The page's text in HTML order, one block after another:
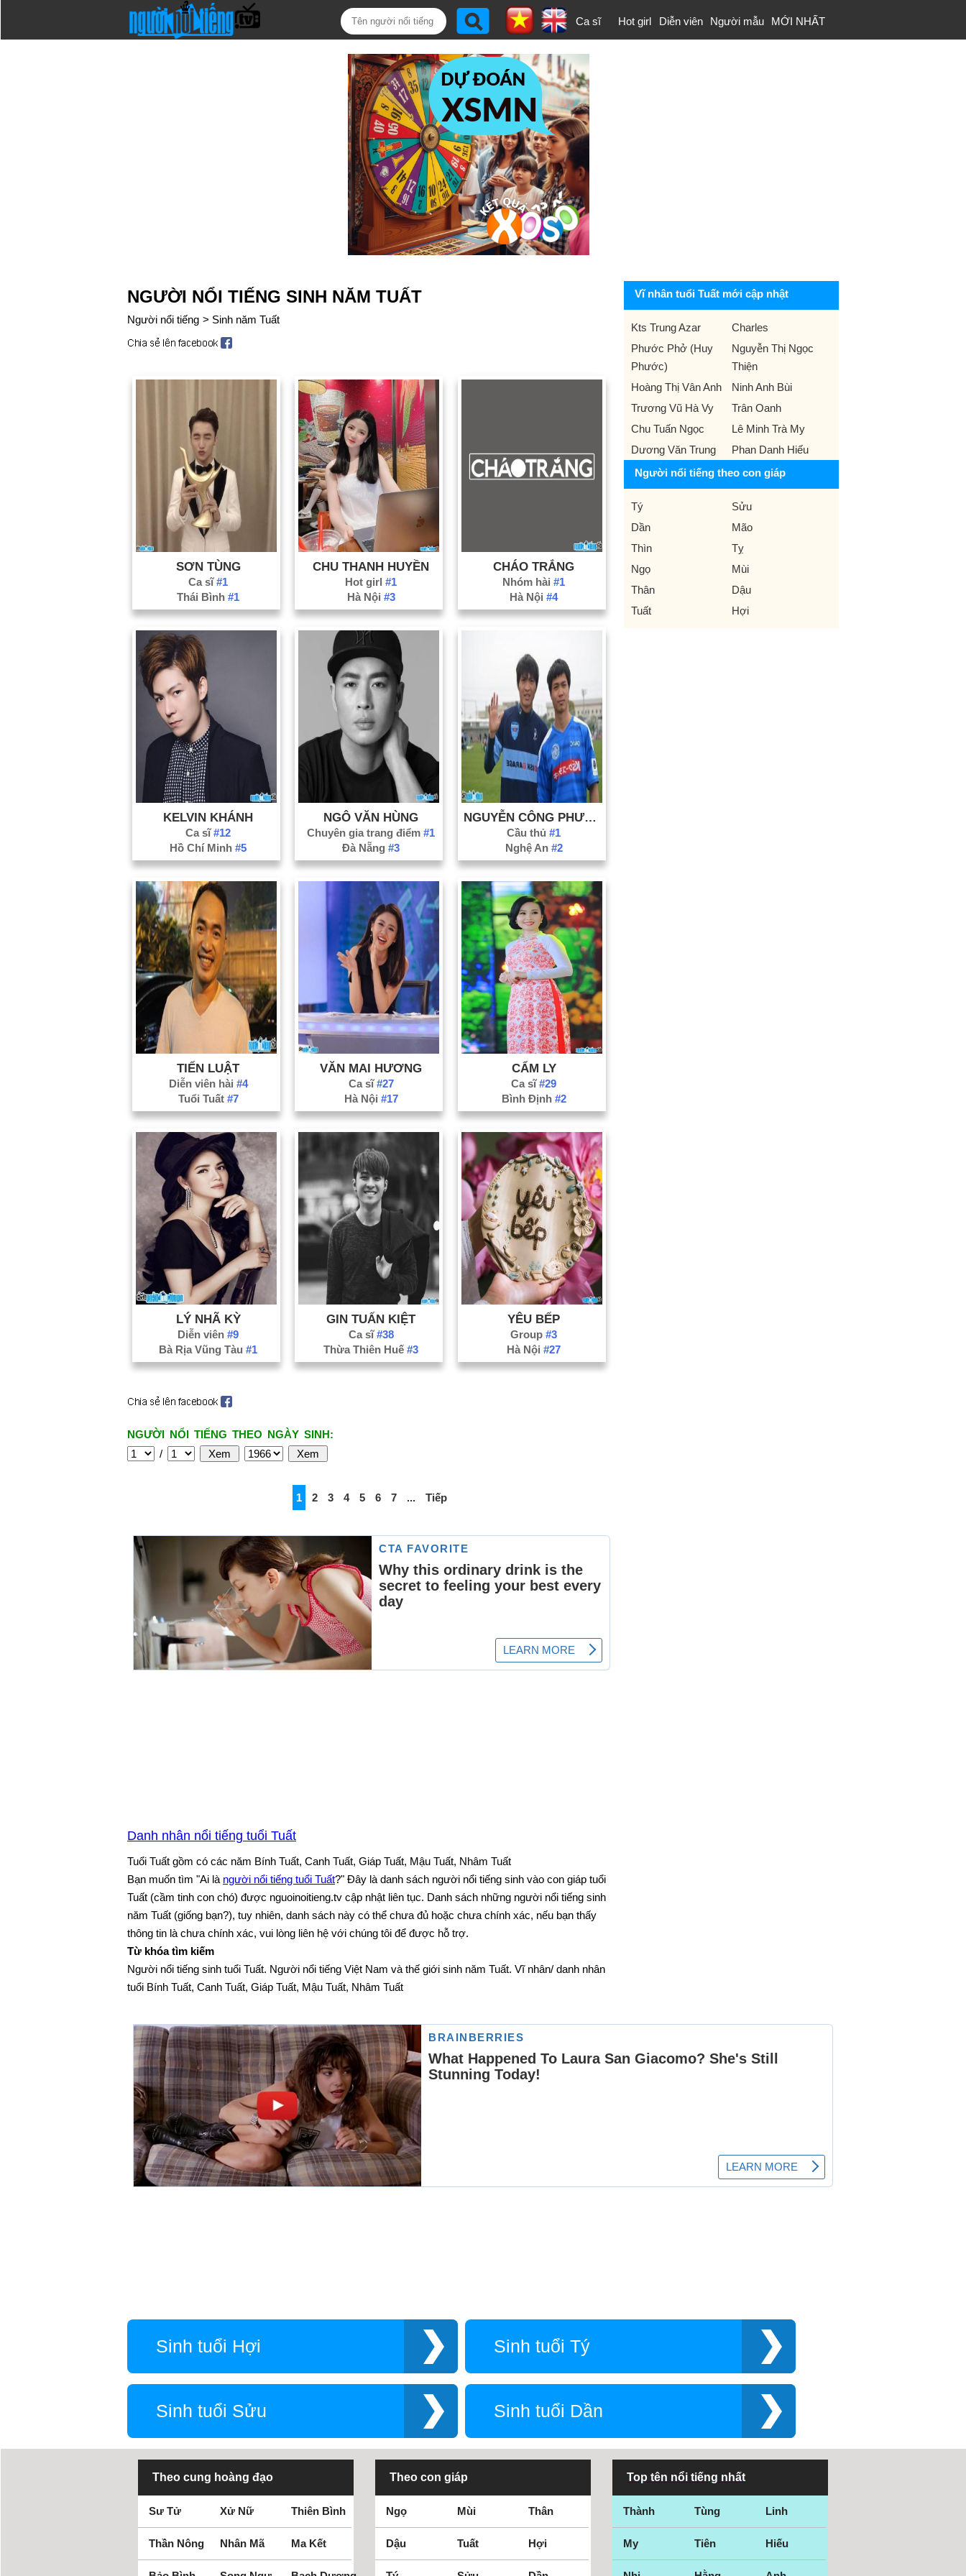
Ca sĩ Hot girl Diễn viên Người mẫu MỚI NHẤT
NGƯỜI NỔI TIẾNG SINH NĂM TUẤT
Người nổi tiếng > Sinh năm Tuất
SƠN TÙNG
Ca sĩ#1
Thái Bình#1
CHU THANH HUYỀN
Hot girl#1
Hà Nội #3
CHÁO TRẮNG
Nhóm hài#1
Hà Nội#4
KELVIN KHÁNH
Ca sĩ#12
Hồ Chí Minh#5
NGÔ VĂN HÙNG
Chuyên gia trang điểm#1
Đà Nẵng#3
NGUYỄN CÔNG PHƯỢNG
Cầu thủ#1
Nghệ An #2
TIẾN LUẬT
Diễn viên hài #4
Tuổi Tuất #7
VĂN MAI HƯƠNG
Ca sĩ#27
Hà Nội #17
CẨM LY
Ca sĩ#29
Bình Định #2
LÝ NHÃ KỲ
Diễn viên#9
Bà Rịa Vũng Tàu#1
GIN TUẤN KIỆT
Ca sĩ#38
Thừa Thiên Huế#3
YÊU BẾP
Group#3
Hà Nội#27
NGƯỜI NỔI TIẾNG THEO NGÀY SINH:
/
1 2 3 4 5 6 7 ... Tiếp
Danh nhân nổi tiếng tuổi Tuất
Tuổi Tuất gồm có các năm Bính Tuất, Canh Tuất, Giáp Tuất, Mậu Tuất, Nhâm Tuất
Bạn muốn tìm "Ai là người nổi tiếng tuổi Tuất?" Đây là danh sách người nổi tiếng sinh vào con giáp tuổi
Tuất (cầm tinh con chó) được nguoinoitieng.tv cập nhật liên tục. Danh sách những người nổi tiếng sinh
năm Tuất (giống bạn?), tuy nhiên, danh sách này có thể chưa đủ hoặc chưa chính xác, nếu bạn thấy
thông tin là chưa chính xác, vui lòng liên hệ với chúng tôi để được hỗ trợ.
Từ khóa tìm kiếm
Người nổi tiếng sinh tuổi Tuất. Người nổi tiếng Việt Nam và thế giới sinh năm Tuất. Vĩ nhân/ danh nhân
tuổi Bính Tuất, Canh Tuất, Giáp Tuất, Mậu Tuất, Nhâm Tuất
Vĩ nhân tuổi Tuất mới cập nhật
Kts Trung Azar
Charles
Phước Phở (Huy
Phước)
Nguyễn Thị Ngọc
Thiện
Hoàng Thị Vân Anh
Ninh Anh Bùi
Trương Vũ Hà Vy
Trân Oanh
Chu Tuấn Ngọc
Lê Minh Trà My
Dương Văn Trung
Phan Danh Hiếu
Người nổi tiếng theo con giáp
Tý
Sửu
Dần
Mão
Thìn
Tỵ
Ngọ
Mùi
Thân
Dậu
Tuất
Hợi
Sinh tuổi Hợi Sinh tuổi Tý
Sinh tuổi Sửu Sinh tuổi Dần
Theo cung hoàng đạo
Sư Tử Xử Nữ Thiên Bình
Thần Nông Nhân Mã Ma Kết
Theo con giáp
Ngọ Mùi Thân
Dậu Tuất Hợi
Top tên nổi tiếng nhất
Thành Tùng Linh
My Tiên Hiếu